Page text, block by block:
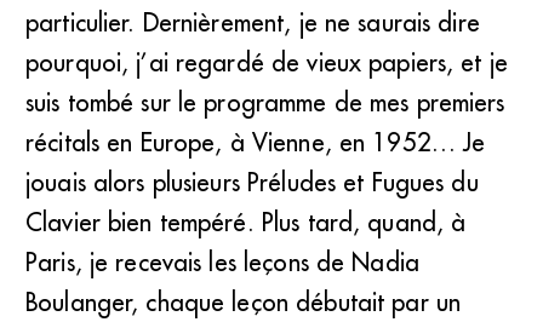
particulier. Dernièrement, je ne saurais dire
pourquoi, j’ai regardé de vieux papiers, et je
suis tombé sur le programme de mes premiers
récitals en Europe, à Vienne, en 1952… Je
jouais alors plusieurs Préludes et Fugues du
Clavier bien tempéré. Plus tard, quand, à
Paris, je recevais les leçons de Nadia
Boulanger, chaque leçon débutait par un